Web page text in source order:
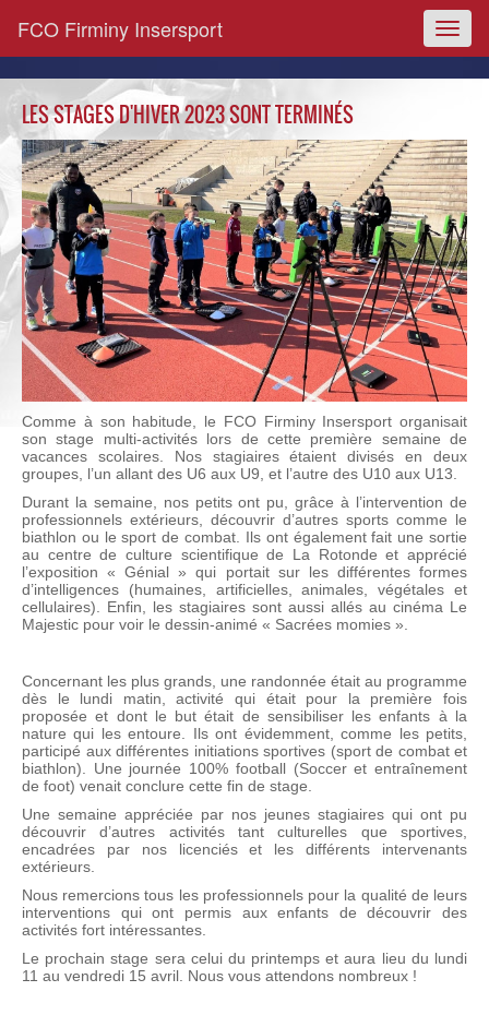
FCO Firminy Insersport
LES STAGES D'HIVER 2023 SONT TERMINÉS
Comme à son habitude, le FCO Firminy Insersport organisait
son stage multi-activités lors de cette première semaine de
vacances scolaires. Nos stagiaires étaient divisés en deux
groupes, l’un allant des U6 aux U9, et l’autre des U10 aux U13.
Durant la semaine, nos petits ont pu, grâce à l’intervention de
professionnels extérieurs, découvrir d’autres sports comme le
biathlon ou le sport de combat. Ils ont également fait une sortie
au centre de culture scientifique de La Rotonde et apprécié
l’exposition « Génial » qui portait sur les différentes formes
d’intelligences (humaines, artificielles, animales, végétales et
cellulaires). Enfin, les stagiaires sont aussi allés au cinéma Le
Majestic pour voir le dessin-animé « Sacrées momies ».
Concernant les plus grands, une randonnée était au programme
dès le lundi matin, activité qui était pour la première fois
proposée et dont le but était de sensibiliser les enfants à la
nature qui les entoure. Ils ont évidemment, comme les petits,
participé aux différentes initiations sportives (sport de combat et
biathlon). Une journée 100% football (Soccer et entraînement
de foot) venait conclure cette fin de stage.
Une semaine appréciée par nos jeunes stagiaires qui ont pu
découvrir d’autres activités tant culturelles que sportives,
encadrées par nos licenciés et les différents intervenants
extérieurs.
Nous remercions tous les professionnels pour la qualité de leurs
interventions qui ont permis aux enfants de découvrir des
activités fort intéressantes.
Le prochain stage sera celui du printemps et aura lieu du lundi
11 au vendredi 15 avril. Nous vous attendons nombreux !